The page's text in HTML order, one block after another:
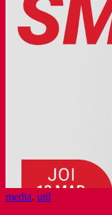
media, util